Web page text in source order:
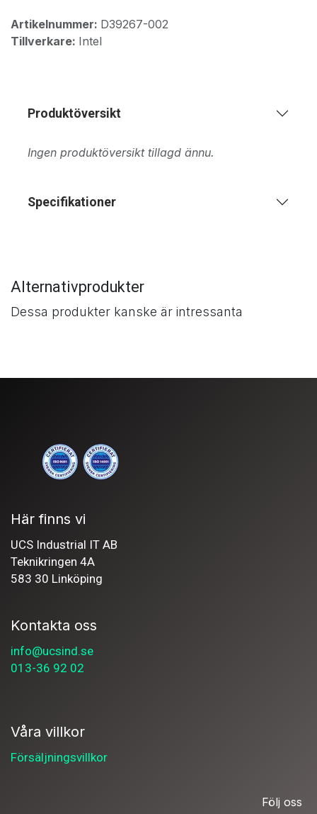
Artikelnummer: D39267-002
Tillverkare: Intel
Produktöversikt
Ingen produktöversikt tillagd ännu.
Specifikationer
Alternativprodukter
Dessa produkter kanske är intressanta
Här finns vi
UCS Industrial IT AB
Teknikringen 4A
583 30 Linköping
Kontakta oss
info@ucsind.se
013-36 92 02
Våra villkor
Försäljningsvillkor
Följ oss